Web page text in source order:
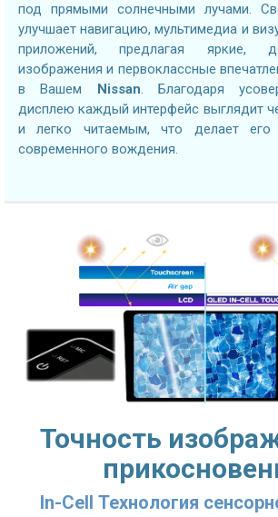
под прямыми солнечными лучами.
улучшает навигацию, мультимедиа и
приложений, предлагая яркие,
изображения и первоклассные
в Вашем
Nissan. Благодаря
дисплею каждый интерфейс выглядит
и легко читаемым, что делает
современного вождения.
Точность
In-Cell Технология